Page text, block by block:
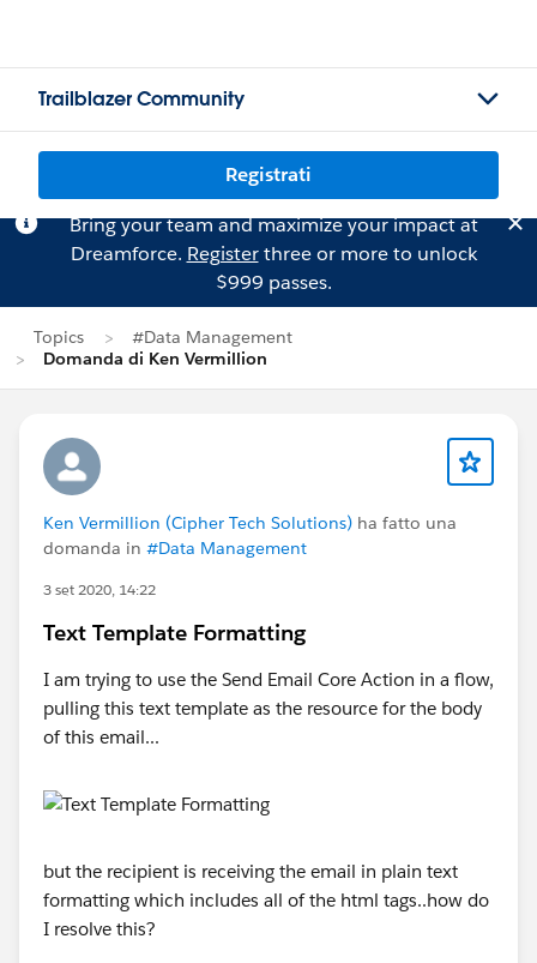
Trailblazer Community
Registrati
Bring your team and maximize your impact at
Dreamforce. Registerthree or more to unlock
$999 passes.
Topics
#Data Management
Domanda di Ken Vermillion
Ken Vermillion (Cipher Tech Solutions) ha fatto una
domanda in #Data Management
3 set 2020, 14:22
Text Template Formatting
I am trying to use the Send Email Core Action in a flow,
pulling this text template as the resource for the body
of this email...
but the recipient is receiving the email in plain text
formatting which includes all of the html tags..how do
I resolve this?